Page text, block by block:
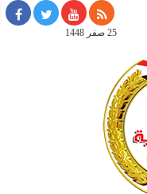
25 صفر 1448